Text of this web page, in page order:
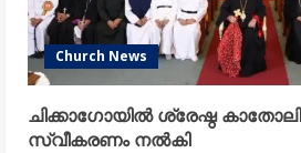
Church News
ചിക്കാഗോയിൽ ശ്രേഷ്ഠ
സ്വീകരണം നൽകി